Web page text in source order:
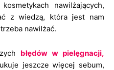
nawilżających,
z wiedzą, która jest nam
nawilżać.
błędów w pielęgnacji,
jeszcze więcej sebum,